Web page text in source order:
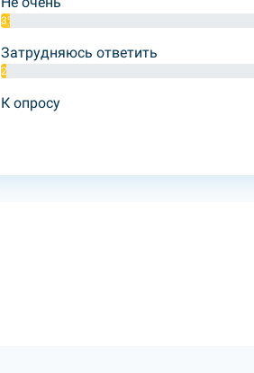
3%
Затрудняюсь ответить
2%
К опросу